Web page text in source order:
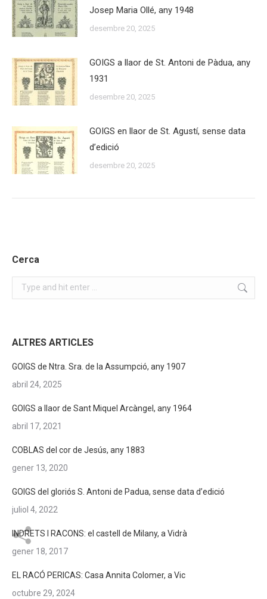
Josep Maria Ollé, any 1948
desembre 20, 2025
GOIGS a llaor de St. Antoni de Pàdua, any
1931
desembre 20, 2025
GOIGS en llaor de St. Agustí, sense data
d’edició
desembre 20, 2025
Cerca
Search:
ALTRES ARTICLES
GOIGS de Ntra. Sra. de la Assumpció, any 1907
abril 24, 2025
GOIGS a llaor de Sant Miquel Arcàngel, any 1964
abril 17, 2021
COBLAS del cor de Jesús, any 1883
gener 13, 2020
GOIGS del gloriós S. Antoni de Padua, sense data d’edició
juliol 4, 2022
INDRETS I RACONS: el castell de Milany, a Vidrà
gener 18, 2017
EL RACÓ PERICAS: Casa Annita Colomer, a Vic
octubre 29, 2024